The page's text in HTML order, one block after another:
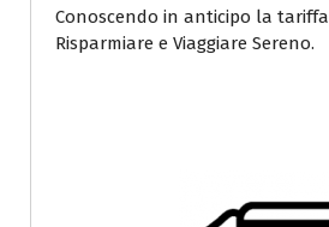
Conoscendo in anticipo la
Risparmiare e Viaggiare Sereno.